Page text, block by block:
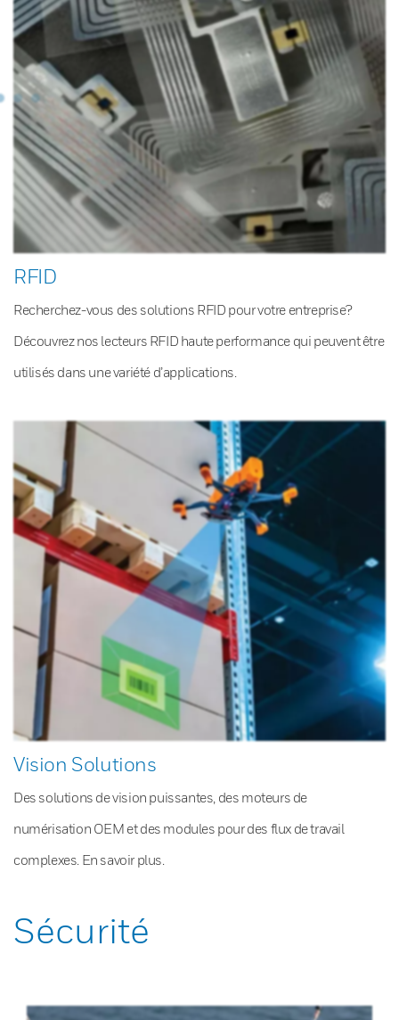
RFID
Recherchez-vous des solutions RFID pour votre entreprise?
Découvrez nos lecteurs RFID haute performance qui peuvent être
utilisés dans une variété d’applications.
Vision Solutions
Des solutions de vision puissantes, des moteurs de
numérisation OEM et des modules pour des flux de travail
complexes. En savoir plus.
Sécurité